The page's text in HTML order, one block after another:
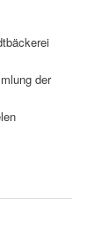
der